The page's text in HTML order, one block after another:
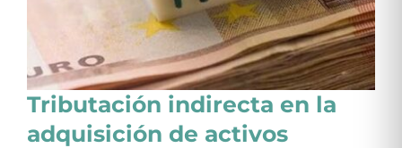
Tributación indirecta en la
adquisición de activos